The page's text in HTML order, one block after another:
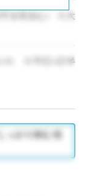
手当等含む) ※大
※平日1日半
休取得で対応